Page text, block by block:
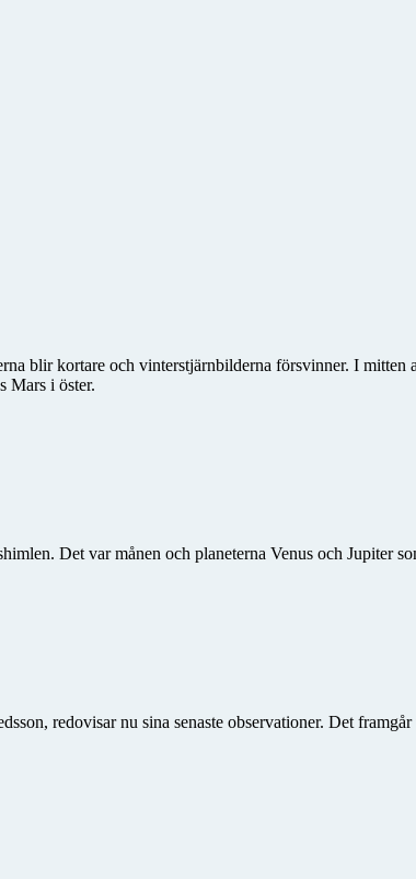
blir kortare och vinterstjärnbilderna försvinner. I
Mars i öster.
Det var månen och planeterna Venus och Jupiter
redovisar nu sina senaste observationer. Det